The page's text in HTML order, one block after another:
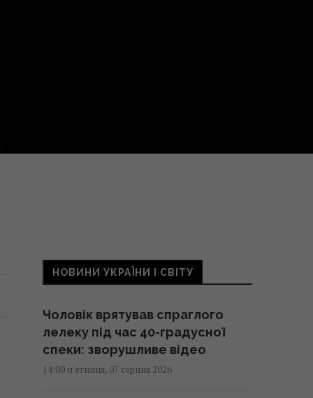
НОВИНИ УКРАЇНИ І СВІТУ
Чоловік врятував спраглого
лелеку під час 40-градусної
спеки: зворушливе відео
14:00 п'ятниця, 07 серпня 2026